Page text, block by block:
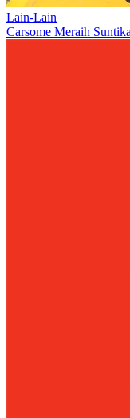
Lain-Lain
Carsome Meraih